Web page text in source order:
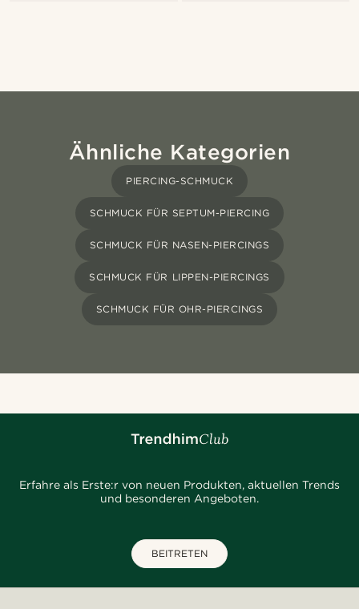
Ähnliche Kategorien
PIERCING-SCHMUCK
SCHMUCK FÜR SEPTUM-PIERCING
SCHMUCK FÜR NASEN-PIERCINGS
SCHMUCK FÜR LIPPEN-PIERCINGS
SCHMUCK FÜR OHR-PIERCINGS
Erfahre als Erste:r von neuen Produkten, aktuellen Trends
und besonderen Angeboten.
BEITRETEN